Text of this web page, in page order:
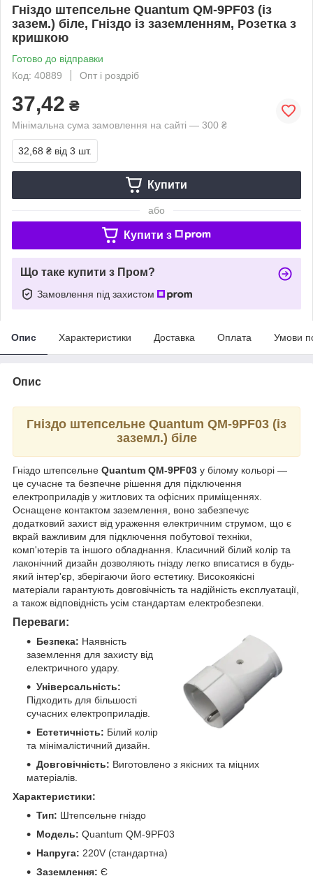
Гніздо штепсельне Quantum QM-9PF03 (із
зазем.) біле, Гніздо із заземленням, Розетка з
кришкою
Готово до відправки
Код: 40889
Опт і роздріб
37,42 ₴
Мінімальна сума замовлення на сайті — 300 ₴
32,68 ₴ від 3 шт.
Купити
або
Купити з
Що таке купити з Пром?
Замовлення під захистом
Опис Характеристики Доставка Оплата Умови
Опис
Гніздо штепсельне Quantum QM-9PF03 (із
заземл.) біле
Гніздо штепсельне Quantum QM-9PF03 у білому кольорі —
це сучасне та безпечне рішення для підключення
електроприладів у житлових та офісних приміщеннях.
Оснащене контактом заземлення, воно забезпечує
додатковий захист від ураження електричним струмом, що є
вкрай важливим для підключення побутової техніки,
комп'ютерів та іншого обладнання. Класичний білий колір та
лаконічний дизайн дозволяють гнізду легко вписатися в будь-
який інтер'єр, зберігаючи його естетику. Високоякісні
матеріали гарантують довговічність та надійність експлуатації,
а також відповідність усім стандартам електробезпеки.
Переваги:
Безпека: Наявність
заземлення для захисту від
електричного удару.
Універсальність:
Підходить для більшості
сучасних електроприладів.
Естетичність: Білий колір
та мінімалістичний дизайн.
Довговічність: Виготовлено з якісних та міцних
матеріалів.
Характеристики:
Тип: Штепсельне гніздо
Модель: Quantum QM-9PF03
Напруга: 220V (стандартна)
Заземлення: Є